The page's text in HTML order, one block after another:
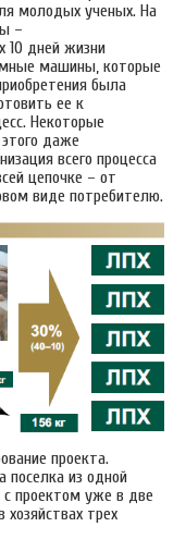
молодых ученых. На
–
10 дней жизни
машины, которые
была
ее к
Некоторые
даже
всего процесса
цепочке – от
виде потребителю.
проекта.
поселка из одной
проектом уже в две
хозяйствах трех